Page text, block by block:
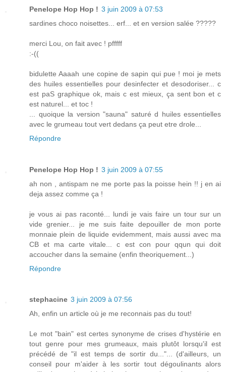
Penelope Hop Hop ! 3 juin 2009 à 07:53
sardines choco noisettes... erf... et en version salée ?????
merci Lou, on fait avec ! pfffff
:-((
bidulette Aaaah une copine de sapin qui pue ! moi je mets
des huiles essentielles pour desinfecter et desodoriser... c
est paS graphique ok, mais c est mieux, ça sent bon et c
est naturel... et toc !
... quoique la version "sauna" saturé d huiles essentielles
avec le grumeau tout vert dedans ça peut etre drole...
Répondre
Penelope Hop Hop ! 3 juin 2009 à 07:55
ah non , antispam ne me porte pas la poisse hein !! j en ai
deja assez comme ça !
je vous ai pas raconté... lundi je vais faire un tour sur un
vide grenier... je me suis faite depouiller de mon porte
monnaie plein de liquide evidemment, mais aussi avec ma
CB et ma carte vitale... c est con pour qqun qui doit
accoucher dans la semaine (enfin theoriquement...)
Répondre
stephacine 3 juin 2009 à 07:56
Ah, enfin un article où je me reconnais pas du tout!
Le mot "bain" est certes synonyme de crises d'hystérie en
tout genre pour mes grumeaux, mais plutôt lorsqu'il est
précédé de "il est temps de sortir du..."... (d'ailleurs, un
conseil pour m'aider à les sortir tout dégoulinants alors